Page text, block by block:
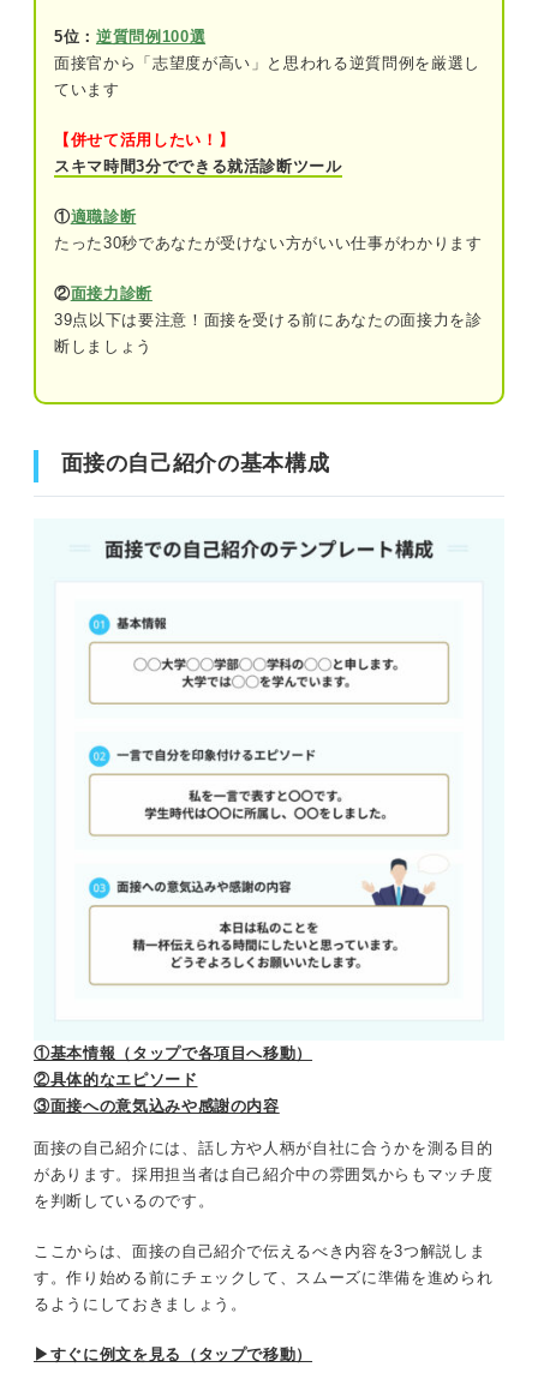
①趣味
時間指定別の自己紹介
②1分間
インパクトを狙った自己紹介例文
中途面接向けの自己紹介例文
①職務経歴
②前職での実績
要注意！ 面接の自己紹介でやりがちな失敗例
自己PRや志望動機と差別化できていない
面接前に再確認！ 自己紹介時に意識したいポイン
ト
身だしなみ
言葉遣い
【就活QA集】面接の自己紹介に関する悩みを解
決！
面接での自己紹介は必要な情報を簡潔にまとめてア
ピールにつなげよう
5位： 逆質問例100選
面接官から「志望度が高い」と思われる逆質問例を厳選し
ています
【併せて活用したい！】
スキマ時間3分でできる就活診断ツール
①適職診断
たった30秒であなたが受けない方がいい仕事がわかります
②面接力診断
39点以下は要注意！面接を受ける前にあなたの面接力を診
断しましょう
面接の自己紹介の基本構成
①基本情報（タップで各項目へ移動）
②具体的なエピソード
③面接への意気込みや感謝の内容
面接の自己紹介には、話し方や人柄が自社に合うかを測る目的
があります。採用担当者は自己紹介中の雰囲気からもマッチ度
を判断しているのです。
ここからは、面接の自己紹介で伝えるべき内容を3つ解説しま
す。作り始める前にチェックして、スムーズに準備を進められ
るようにしておきましょう。
▶すぐに例文を見る（タップで移動）
面接の自己紹介例文15選｜プロの一言アドバイス付き
学校での取り組みに関する自己紹介例文
②サークル活動
③学業
⑥アルバイト
②特技
時間指定別の自己紹介
①30秒
②自分を表すエピソード
中途面接向けの自己紹介例文
①職務経歴
②前職での実績
③転職のきっかけ
要注意！ 面接の自己紹介でやりがちな失敗例
内容を盛り込みすぎている